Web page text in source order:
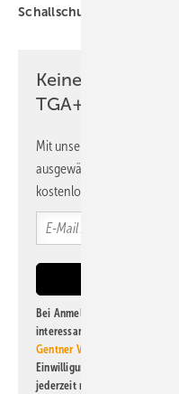
Schallschutz
Keine Zeit? Kein
TGA+E
Mit unserem Newsletter
ausgewählte
kostenlos direkt ins
Bei Anmeldung zu diesem
interessante Verlags- und
Gentner Verlag GmbH & Co. KG
Einwilligung kann ich jederzeit
jederzeit möglich.